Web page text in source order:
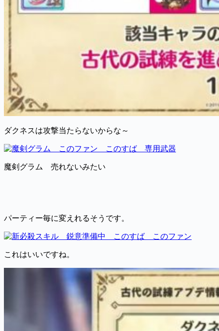
ダクネスは攻撃当たらないからな～
魔剣グラム 売れないみたい
パーティー毎に変えれるそうです。
これはいいですね。